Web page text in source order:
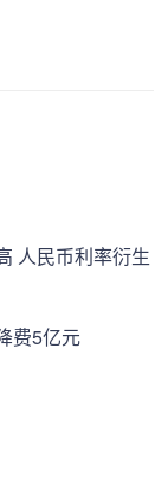
人民币利率衍生
费5亿元